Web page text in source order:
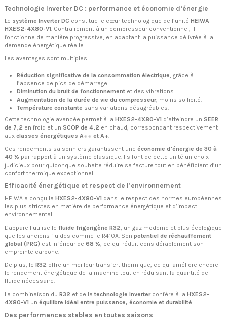
Technologie Inverter DC : performance et économie d’énergie
Le système Inverter DC constitue le cœur technologique de l’unité HEIWA
HXES2-4X80-V1. Contrairement à un compresseur conventionnel, il
fonctionne de manière progressive, en adaptant la puissance délivrée à la
demande énergétique réelle.
Les avantages sont multiples :
Réduction significative de la consommation électrique , grâce à
l’absence de pics de démarrage.
Diminution du bruit de fonctionnement et des vibrations.
Augmentation de la durée de vie du compresseur, moins sollicité.
Température constante sans variations désagréables.
Cette technologie avancée permet à la HXES2-4X80-V1 d’atteindre un SEER
de 7,2 en froid et un SCOP de 4,2 en chaud, correspondant respectivement
aux classes énergétiques A++ et A+.
Ces rendements saisonniers garantissent une économie d’énergie de 30 à
40 % par rapport à un système classique. Ils font de cette unité un choix
judicieux pour quiconque souhaite réduire sa facture tout en bénéficiant d’un
confort thermique exceptionnel.
Efficacité énergétique et respect de l’environnement
HEIWA a conçu la HXES2-4X80-V1 dans le respect des normes européennes
les plus strictes en matière de performance énergétique et d’impact
environnemental.
L’appareil utilise le fluide frigorigène R32 , un gaz moderne et plus écologique
que les anciens fluides comme le R410A. Son potentiel de réchauffement
global (PRG) est inférieur de 68 % , ce qui réduit considérablement son
empreinte carbone.
De plus, le R32 offre un meilleur transfert thermique, ce qui améliore encore
le rendement énergétique de la machine tout en réduisant la quantité de
fluide nécessaire.
La combinaison du R32 et de la technologie Inverterconfère à la HXES2-
4X80-V1 un équilibre idéal entre puissance, économie et durabilité.
Des performances stables en toutes saisons